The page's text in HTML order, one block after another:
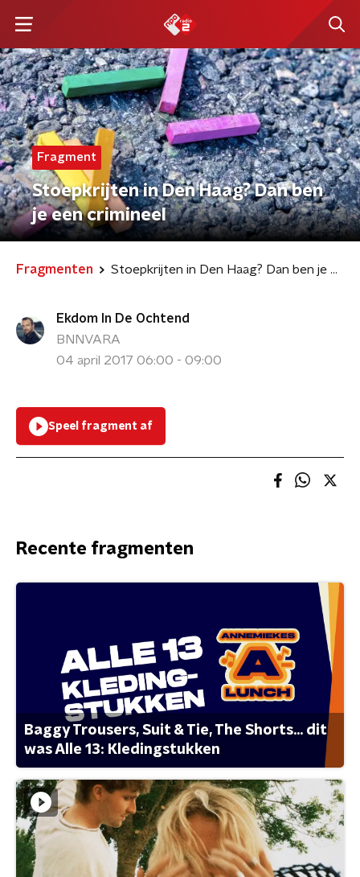
Fragment
Stoepkrijten in Den Haag? Dan ben
je een crimineel
Fragmenten Stoepkrijten in Den Haag? Dan ben je een crimineel
Ekdom In De Ochtend
BNNVARA
04 april 2017 06:00 - 09:00
Speel fragment af
Recente fragmenten
Baggy Trousers, Suit & Tie, The Shorts... dit
was Alle 13: Kledingstukken